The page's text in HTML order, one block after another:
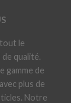
le
de qualité.
gamme de
plus de
Notre